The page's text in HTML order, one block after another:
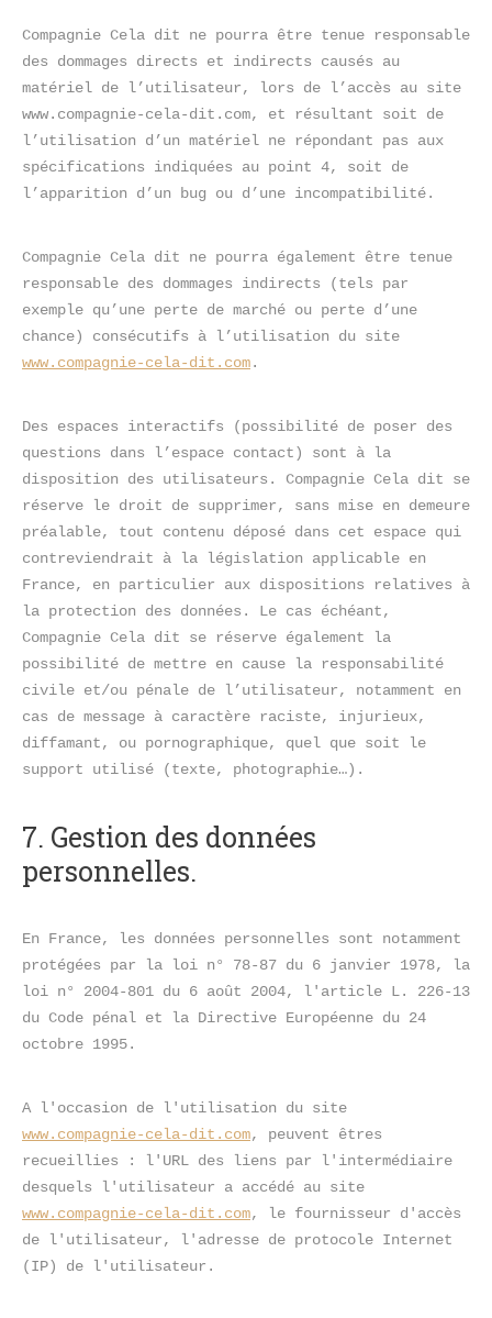
Compagnie Cela dit ne pourra être tenue responsable
des dommages directs et indirects causés au
matériel de l’utilisateur, lors de l’accès au site
www.compagnie-cela-dit.com, et résultant soit de
l’utilisation d’un matériel ne répondant pas aux
spécifications indiquées au point 4, soit de
l’apparition d’un bug ou d’une incompatibilité.
Compagnie Cela dit ne pourra également être tenue
responsable des dommages indirects (tels par
exemple qu’une perte de marché ou perte d’une
www.compagnie-cela-dit.com.
Des espaces interactifs (possibilité de poser des
questions dans l’espace contact) sont à la
disposition des utilisateurs. Compagnie Cela dit se
réserve le droit de supprimer, sans mise en demeure
préalable, tout contenu déposé dans cet espace qui
contreviendrait à la législation applicable en
France, en particulier aux dispositions relatives à
la protection des données. Le cas échéant,
Compagnie Cela dit se réserve également la
possibilité de mettre en cause la responsabilité
civile et/ou pénale de l’utilisateur, notamment en
cas de message à caractère raciste, injurieux,
diffamant, ou pornographique, quel que soit le
support utilisé (texte, photographie…).
7. Gestion des données
personnelles.
En France, les données personnelles sont notamment
protégées par la loi n° 78-87 du 6 janvier 1978, la
loi n° 2004-801 du 6 août 2004, l'article L. 226-13
du Code pénal et la Directive Européenne du 24
octobre 1995.
www.compagnie-cela-dit.com, peuvent êtres
recueillies : l'URL des liens par l'intermédiaire
www.compagnie-cela-dit.com, le fournisseur d'accès
de l'utilisateur, l'adresse de protocole Internet
(IP) de l'utilisateur.